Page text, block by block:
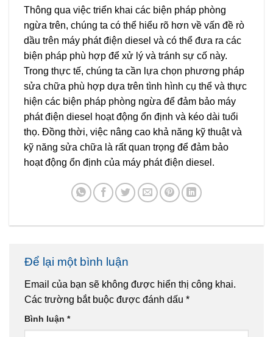
Thông qua việc triển khai các biện pháp phòng
ngừa trên, chúng ta có thể hiểu rõ hơn về vấn đề rò
dầu trên máy phát điện diesel và có thể đưa ra các
biện pháp phù hợp để xử lý và tránh sự cố này.
Trong thực tế, chúng ta cần lựa chọn phương pháp
sửa chữa phù hợp dựa trên tình hình cụ thể và thực
hiện các biện pháp phòng ngừa để đảm bảo máy
phát điện diesel hoạt động ổn định và kéo dài tuổi
thọ. Đồng thời, việc nâng cao khả năng kỹ thuật và
kỹ năng sửa chữa là rất quan trọng để đảm bảo
hoạt động ổn định của máy phát điện diesel.
Để lại một bình luận
Email của bạn sẽ không được hiển thị công khai.
Các trường bắt buộc được đánh dấu *
Bình luận *